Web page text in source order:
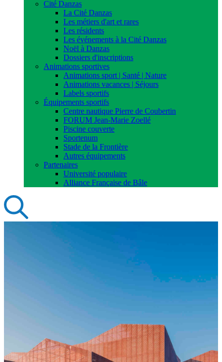
Cité Danzas
La Cité Danzas
Les métiers d'art et rares
Les résidents
Les événements à la Cité Danzas
Noël à Danzas
Dossiers d'inscriptions
Animations sportives
Animations sport | Santé | Nature
Animations vacances | Séjours
Labels sportifs
Équipements sportifs
Centre nautique Pierre de Coubertin
FORUM Jean-Marie Zoellé
Piscine couverte
Sportenum
Stade de la Frontière
Autres équipements
Partenaires
Université populaire
Alliance Française de Bâle